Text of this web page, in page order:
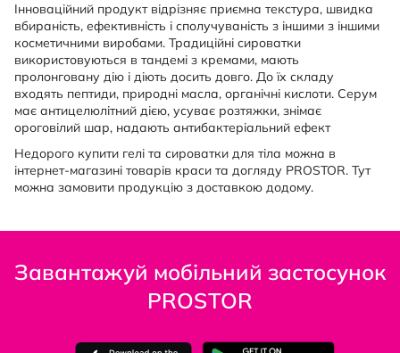
Інноваційний продукт відрізняє приємна текстура, швидка
вбираність, ефективність і сполучуваність з іншими з іншими
косметичними виробами. Традиційні сироватки
використовуються в тандемі з кремами, мають
пролонговану дію і діють досить довго. До їх складу
входять пептиди, природні масла, органічні кислоти. Серум
має антицелюлітний дією, усуває розтяжки, знімає
ороговілий шар, надають антибактеріальний ефект
Недорого купити гелі та сироватки для тіла можна в
інтернет-магазині товарів краси та догляду PROSTOR. Тут
можна замовити продукцію з доставкою додому.
Завантажуй мобільний застосунок
PROSTOR